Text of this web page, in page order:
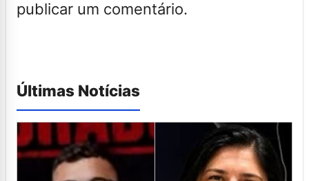
publicar um comentário.
Últimas Notícias